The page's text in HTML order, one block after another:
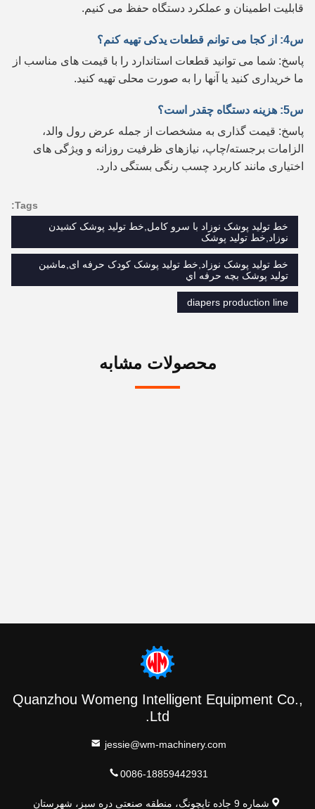
قابلیت اطمینان و عملکرد دستگاه حفظ می کنیم.
س4: از کجا می توانم قطعات یدکی تهیه کنم؟
پاسخ: شما می توانید قطعات استاندارد را با قیمت های مناسب از
ما خریداری کنید یا آنها را به صورت محلی تهیه کنید.
س5: هزینه دستگاه چقدر است؟
پاسخ: قیمت گذاری به مشخصات از جمله عرض رول والد،
الزامات برجسته/چاپ، نیازهای ظرفیت روزانه و ویژگی های
اختیاری مانند کاربرد چسب رنگی بستگی دارد.
Tags:
خط توليد پوشک نوزاد با سرو کامل,خط توليد پوشک کشيدن
نوزاد,خط تولید پوشک
خط توليد پوشک نوزاد,خط تولید پوشک کودک حرفه ای,ماشين
توليد پوشک بچه حرفه اي
diapers production line
محصولات مشابه
Quanzhou Womeng Intelligent Equipment Co.,
Ltd.
jessie@wm-machinery.com
0086-18859442931
شماره 9 جاده تایچونگ، منطقه صنعتی دره سبز، شهرستان